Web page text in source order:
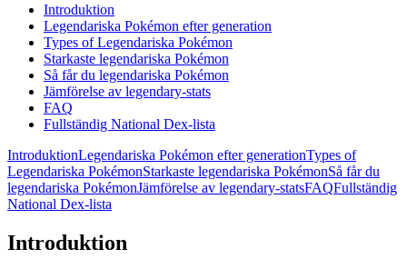
Introduktion
Legendariska Pokémon efter generation
Types of Legendariska Pokémon
Starkaste legendariska Pokémon
Så får du legendariska Pokémon
Jämförelse av legendary-stats
FAQ
Fullständig National Dex-lista
IntroduktionLegendariska Pokémon efter generationTypes of
Legendariska PokémonStarkaste legendariska PokémonSå får du
legendariska PokémonJämförelse av legendary-statsFAQFullständig
National Dex-lista
Introduktion